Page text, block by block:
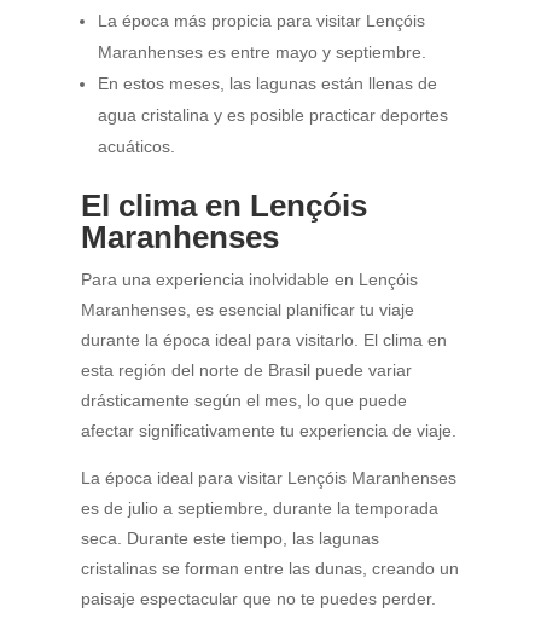
La época más propicia para visitar Lençóis
Maranhenses es entre mayo y septiembre.
En estos meses, las lagunas están llenas de
agua cristalina y es posible practicar deportes
acuáticos.
El clima en Lençóis
Maranhenses
Para una experiencia inolvidable en Lençóis
Maranhenses, es esencial planificar tu viaje
durante la época ideal para visitarlo. El clima en
esta región del norte de Brasil puede variar
drásticamente según el mes, lo que puede
afectar significativamente tu experiencia de viaje.
La época ideal para visitar Lençóis Maranhenses
es de julio a septiembre, durante la temporada
seca. Durante este tiempo, las lagunas
cristalinas se forman entre las dunas, creando un
paisaje espectacular que no te puedes perder.